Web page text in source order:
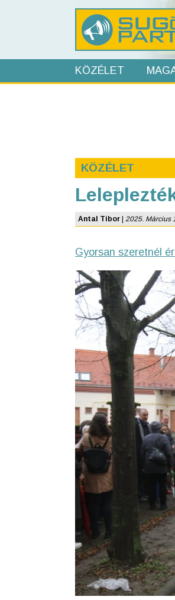
KÖZÉLET
KÖZÉLET
Antal Tibor 2025. Március
Gyorsan szeretnél